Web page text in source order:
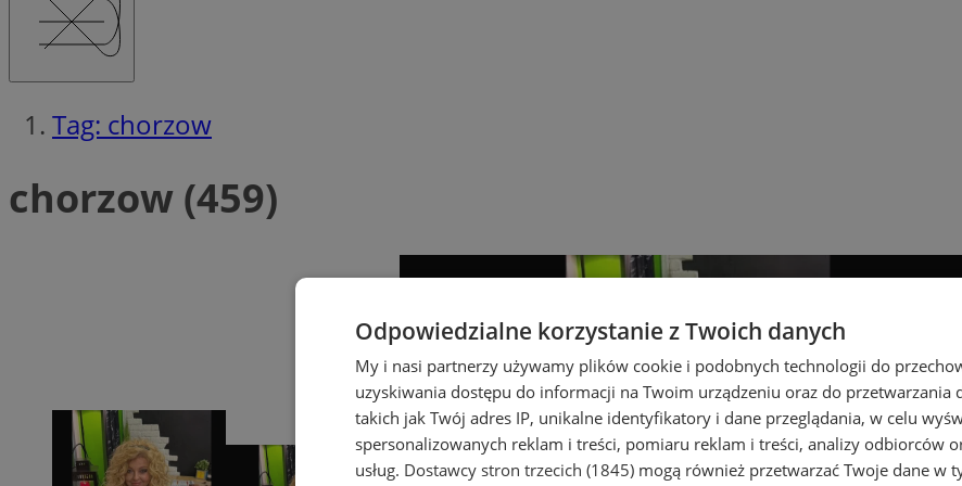
Tag: chorzow
chorzow (459)
Odpowiedzialne korzystanie z Twoich danych
My i nasi partnerzy używamy plików cookie i podobnych technologii do
uzyskiwania dostępu do informacji na Twoim urządzeniu oraz do przetwarzania
takich jak Twój adres IP, unikalne identyfikatory i dane przeglądania, w celu
spersonalizowanych reklam i treści, pomiaru reklam i treści, analizy odbiorców
usług. Dostawcy stron trzecich (1845) mogą również przetwarzać Twoje dane w